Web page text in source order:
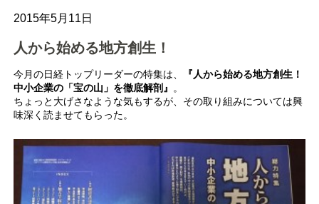
2015年5月11日
人から始める地方創生！
今月の日経トップリーダーの特集は、
『人から始める地方創生！
中小企業の「宝の山」を徹底解剖』 。
ちょっと大げさなような気もするが、その取り組みについては興
味深く読ませてもらった。